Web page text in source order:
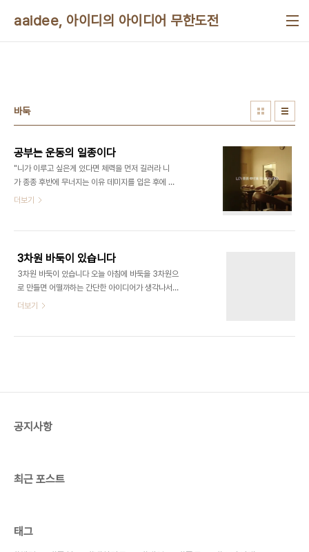
aaidee, 아이디의 아이디어 무한도전
바둑
공부는 운동의 일종이다
"니가 이루고 싶은게 있다면 체력을 먼저 길러라 니
가 종종 후반에 무너지는 이유 데미지를 입은 후에 회
복이 더딘 이유 실수한 후 복구가 더딘 이유 다 체력
이기고 싶다면 니 고민을 충분히 견뎌줄 몸을 먼저 만
들어 정신력은 체력의 보호 없이는 구호 밖에 안돼"
미생이란 드라마에 나오는 대사라고 한다. 고등학교
때까지 영육이원론 교육을 잘못 받아서 몰랐던 사실
이다. 바둑도 운동의 일종이다.
더보기
3차원 바둑이 있습니다
3차원 바둑이 있습니다 오늘 아침에 바둑을 3차원으
로 만들면 어떨까하는 간단한 아이디어가 생각나서
검색해보니 역시 연구해 두신 분이 있군요. 프리드 바
지상, 하늘을 갈 수 있으니까 비슷하기도 합니다. 그
더보기
공지사항
최근 포스트
태그